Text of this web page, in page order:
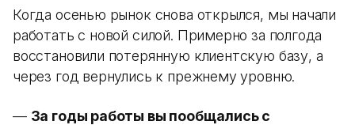
Когда осенью рынок снова открылся, мы начали
работать с новой силой. Примерно за полгода
восстановили потерянную клиентскую базу, а
через год вернулись к прежнему уровню.
— За годы работы вы пообщались с